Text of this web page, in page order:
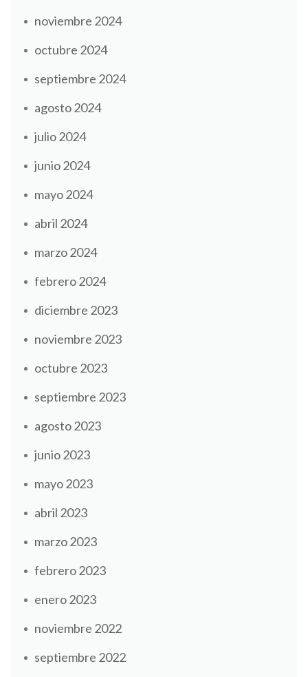
noviembre 2024
octubre 2024
septiembre 2024
agosto 2024
julio 2024
junio 2024
mayo 2024
abril 2024
marzo 2024
febrero 2024
diciembre 2023
noviembre 2023
octubre 2023
septiembre 2023
agosto 2023
junio 2023
mayo 2023
abril 2023
marzo 2023
febrero 2023
enero 2023
noviembre 2022
septiembre 2022